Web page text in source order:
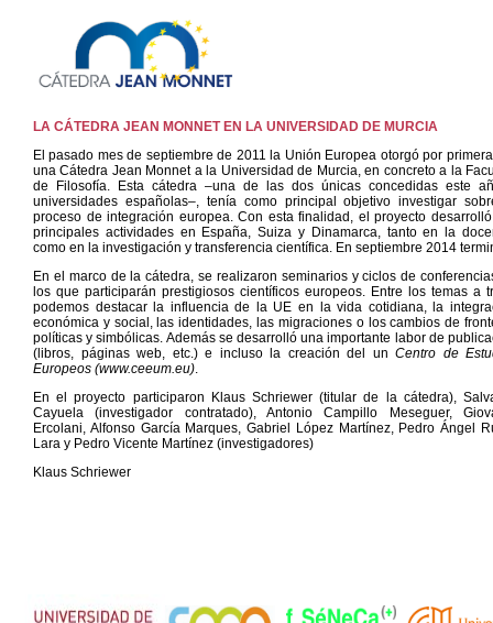
LA CÁTEDRA JEAN MONNET EN LA UNIVERSIDAD DE MURCIA
El pasado mes de septiembre de 2011 la Unión Europea otorgó por
una Cátedra Jean Monnet a la Universidad de Murcia, en concreto a la
de Filosofía. Esta cátedra –una de las dos únicas concedidas este
universidades españolas–, tenía como principal objetivo investigar
proceso de integración europea. Con esta finalidad, el proyecto
principales actividades en España, Suiza y Dinamarca, tanto en la
como en la investigación y transferencia científica. En septiembre 2014
En el marco de la cátedra, se realizaron seminarios y ciclos de
los que participarán prestigiosos científicos europeos. Entre los temas a
podemos destacar la influencia de la UE en la vida cotidiana, la
económica y social, las identidades, las migraciones o los cambios de
políticas y simbólicas. Además se desarrolló una importante labor de
(libros, páginas web, etc.) e incluso la creación del un Centro de
Europeos (www.ceeum.eu).
En el proyecto participaron Klaus Schriewer (titular de la cátedra),
Cayuela (investigador contratado), Antonio Campillo Meseguer,
Ercolani, Alfonso García Marques, Gabriel López Martínez, Pedro Ángel
Lara y Pedro Vicente Martínez (investigadores)
Klaus Schriewer